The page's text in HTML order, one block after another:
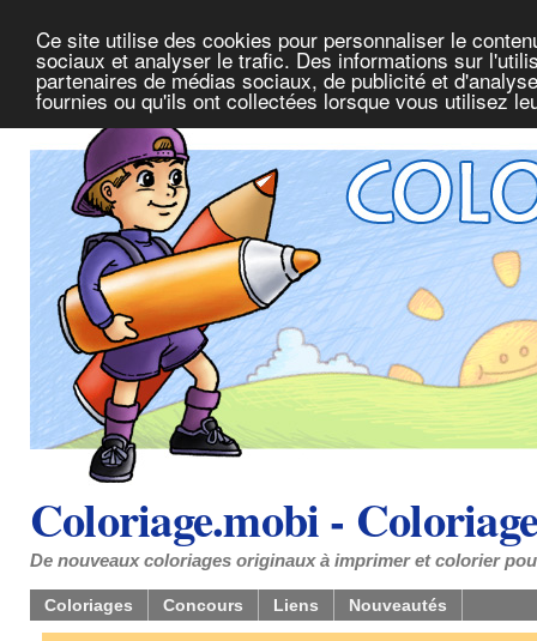
Ce site utilise des cookies pour personnaliser le
sociaux et analyser le trafic. Des informations sur
partenaires de médias sociaux, de publicité et
fournies ou qu'ils ont collectées lorsque vous utilisez
Coloriage.mobi -
De nouveaux coloriages originaux à imprimer et colorier
Coloriages Concours Liens Nouveautés